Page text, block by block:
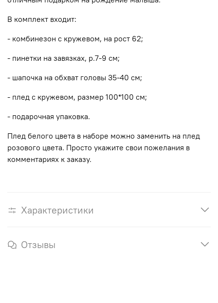
В комплект входит:
- комбинезон с кружевом, на рост 62;
- пинетки на завязках, р.7-9 см;
- шапочка на обхват головы 35-40 см;
- плед с кружевом, размер 100*100 см;
- подарочная упаковка.
Плед белого цвета в наборе можно заменить на плед
розового цвета. Просто укажите свои пожелания в
комментариях к заказу.
Характеристики
Отзывы